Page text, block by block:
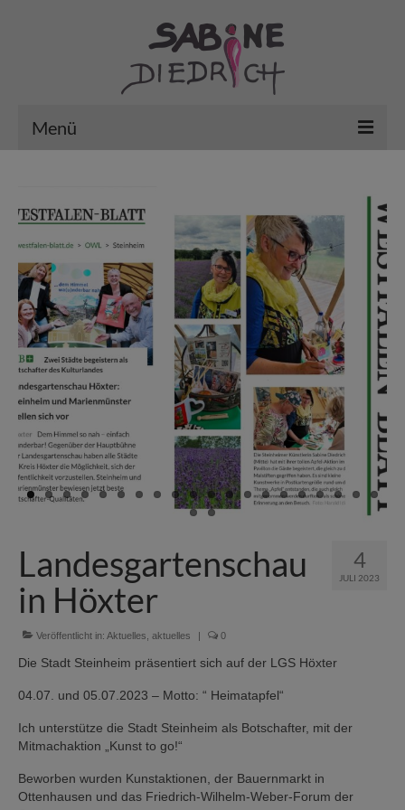
Menü
Aktuelles / Kunst in der Stadt
erledigt … mein Archiv
VHS – Aktiv im Fachbereich „Kultur“
Arbeiten
Gutscheine/Kurse’26
4
JULI 2023
Landesgartenschau
in Höxter
Veröffentlicht in: Aktuelles aktuelles | 0
Die Stadt Steinheim präsentiert sich auf der LGS Höxter
04.07. und 05.07.2023 – Motto: “ Heimatapfel“
Ich unterstütze die Stadt Steinheim als Botschafter, mit der
Mitmachaktion „Kunst to go!“
Beworben wurden Kunstaktionen, der Bauernmarkt in
Ottenhausen und das Friedrich-Wilhelm-Weber-Forum der